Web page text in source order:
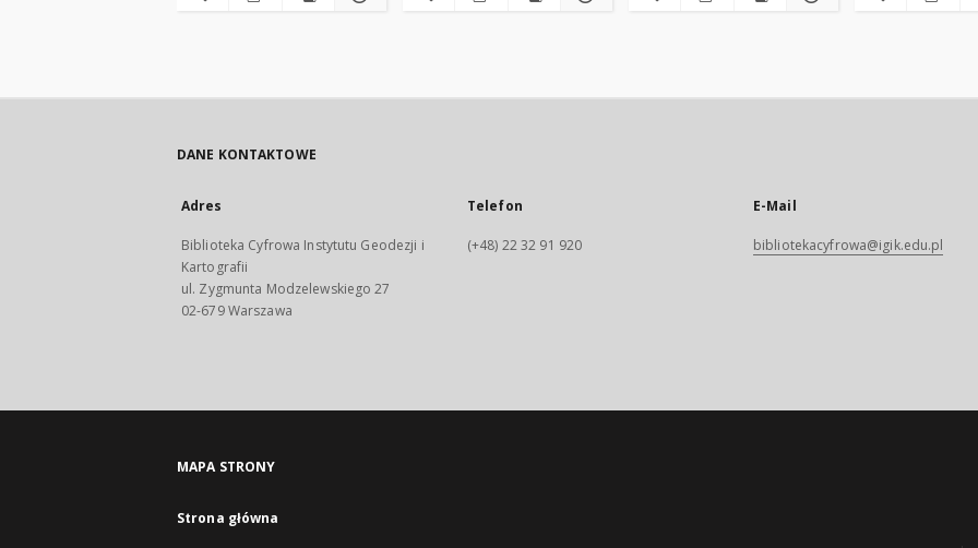
DANE KONTAKTOWE
Adres
Biblioteka Cyfrowa Instytutu Geodezji i
Kartografii
ul. Zygmunta Modzelewskiego 27
02-679 Warszawa
Telefon
(+48) 22 32 91 920
E-Mail
bibliotekacyfrowa@igik.edu.pl
MAPA STRONY
Strona główna